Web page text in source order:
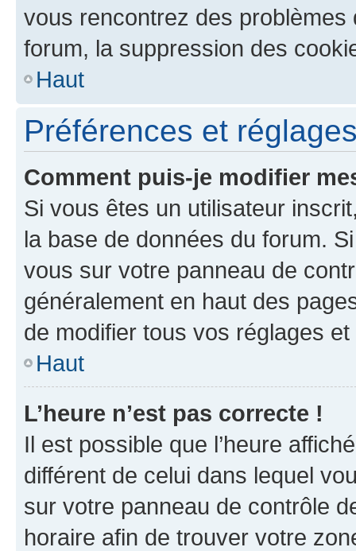
vous rencontrez des
forum, la suppression des
Haut
Préférences et
Comment puis-je modifier
Si vous êtes un utilisateur
la base de données du forum.
vous sur votre panneau de
généralement en haut des
de modifier tous vos réglages
Haut
L’heure n’est pas correcte !
Il est possible que l’heure
différent de celui dans lequel
sur votre panneau de contrôle
horaire afin de trouver votre